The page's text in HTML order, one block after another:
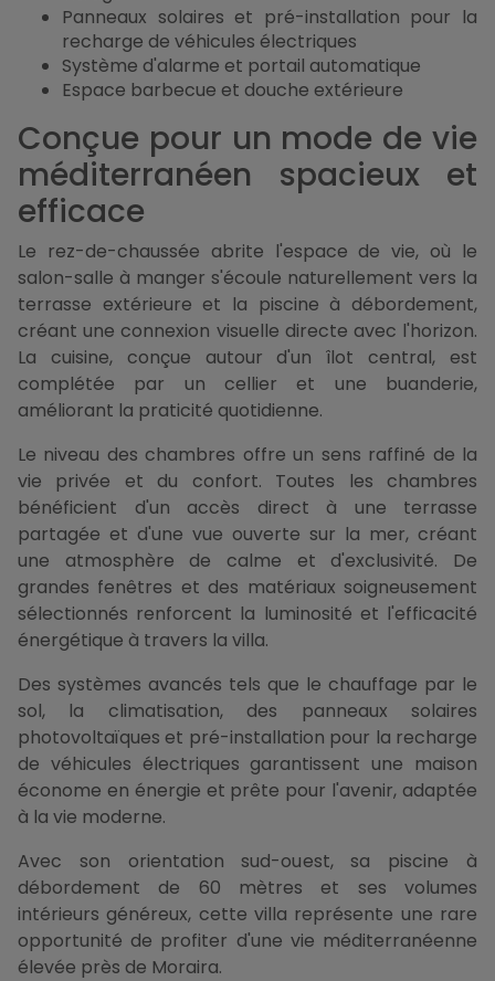
Panneaux solaires et pré-installation pour la
recharge de véhicules électriques
Système d'alarme et portail automatique
Espace barbecue et douche extérieure
Conçue pour un mode de vie
méditerranéen spacieux et
efficace
Le rez-de-chaussée abrite l'espace de vie, où le
salon-salle à manger s'écoule naturellement vers la
terrasse extérieure et la piscine à débordement,
créant une connexion visuelle directe avec l'horizon.
La cuisine, conçue autour d'un îlot central, est
complétée par un cellier et une buanderie,
améliorant la praticité quotidienne.
Le niveau des chambres offre un sens raffiné de la
vie privée et du confort. Toutes les chambres
bénéficient d'un accès direct à une terrasse
partagée et d'une vue ouverte sur la mer, créant
une atmosphère de calme et d'exclusivité. De
grandes fenêtres et des matériaux soigneusement
sélectionnés renforcent la luminosité et l'efficacité
énergétique à travers la villa.
Des systèmes avancés tels que le chauffage par le
sol, la climatisation, des panneaux solaires
photovoltaïques et pré-installation pour la recharge
de véhicules électriques garantissent une maison
économe en énergie et prête pour l'avenir, adaptée
à la vie moderne.
Avec son orientation sud-ouest, sa piscine à
débordement de 60 mètres et ses volumes
intérieurs généreux, cette villa représente une rare
opportunité de profiter d'une vie méditerranéenne
élevée près de Moraira.